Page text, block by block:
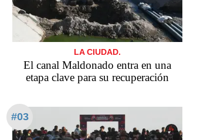
LA CIUDAD.
El canal Maldonado entra en una
etapa clave para su recuperación
#03